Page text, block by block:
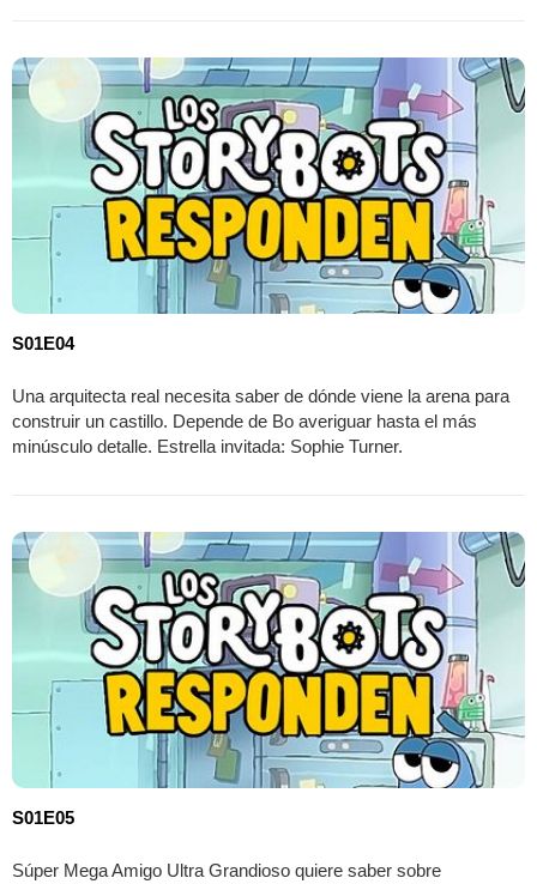
S01E04
Una arquitecta real necesita saber de dónde viene la arena para
construir un castillo. Depende de Bo averiguar hasta el más
minúsculo detalle. Estrella invitada: Sophie Turner.
S01E05
Súper Mega Amigo Ultra Grandioso quiere saber sobre